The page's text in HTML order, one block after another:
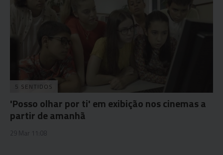
5 SENTIDOS
'Posso olhar por ti' em exibição nos cinemas a
partir de amanhã
29 Mar 11:08